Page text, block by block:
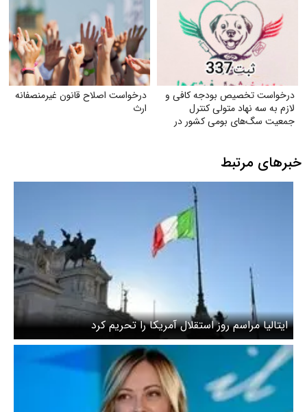
درخواست تخصیص بودجه کافی و
لازم به سه نهاد متولی کنترل
جمعیت سگ‌های بومی کشور در
درخواست اصلاح قانون غیرمنصفانه
ارث
خبرهای مرتبط
ایتالیا مراسم روز استقلال آمریکا را تحریم کرد